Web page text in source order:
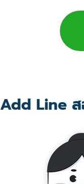
Add Line